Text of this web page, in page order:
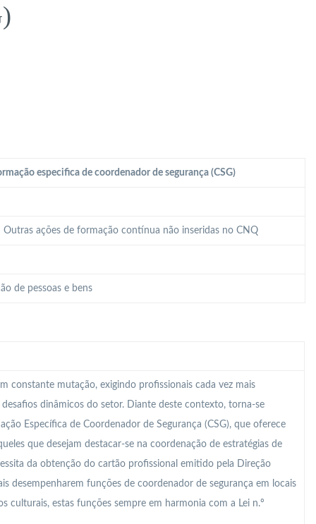
especifica de coordenador de segurança (CSG)
Outras ações de formação contínua não inseridas no CNQ
de pessoas e bens
constante mutação, exigindo profissionais cada vez mais
dinâmicos do setor. Diante deste contexto, torna-se
Específica de Coordenador de Segurança (CSG), que oferece
que desejam destacar-se na coordenação de estratégias de
da obtenção do cartão profissional emitido pela Direção
desempenharem funções de coordenador de segurança em locais
culturais, estas funções sempre em harmonia com a Lei n.º